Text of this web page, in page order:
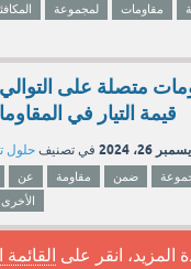
لمجموعة مقاومات
متصلة على التوالي
قيمة التيار في
26، 2024 في تصنيف حلول
عن مقاومة ضمن
الأخرى
المزيد، انقر على القائمة